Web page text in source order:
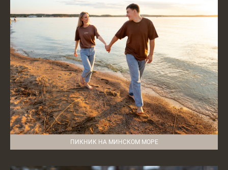
ПИКНИК НА МИНСКОМ МОРЕ